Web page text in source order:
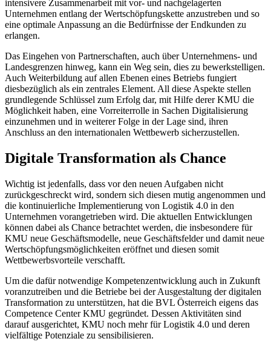
intensivere Zusammenarbeit mit vor- und nachgelagerten
Unternehmen entlang der Wertschöpfungskette anzustreben und so
eine optimale Anpassung an die Bedürfnisse der Endkunden zu
erlangen.
Das Eingehen von Partnerschaften, auch über Unternehmens- und
Landesgrenzen hinweg, kann ein Weg sein, dies zu bewerkstelligen.
Auch Weiterbildung auf allen Ebenen eines Betriebs fungiert
diesbezüglich als ein zentrales Element. All diese Aspekte stellen
grundlegende Schlüssel zum Erfolg dar, mit Hilfe derer KMU die
Möglichkeit haben, eine Vorreiterrolle in Sachen Digitalisierung
einzunehmen und in weiterer Folge in der Lage sind, ihren
Anschluss an den internationalen Wettbewerb sicherzustellen.
Digitale Transformation als Chance
Wichtig ist jedenfalls, dass vor den neuen Aufgaben nicht
zurückgeschreckt wird, sondern sich diesen mutig angenommen und
die kontinuierliche Implementierung von Logistik 4.0 in den
Unternehmen vorangetrieben wird. Die aktuellen Entwicklungen
können dabei als Chance betrachtet werden, die insbesondere für
KMU neue Geschäftsmodelle, neue Geschäftsfelder und damit neue
Wertschöpfungsmöglichkeiten eröffnet und diesen somit
Wettbewerbsvorteile verschafft.
Um die dafür notwendige Kompetenzentwicklung auch in Zukunft
voranzutreiben und die Betriebe bei der Ausgestaltung der digitalen
Transformation zu unterstützen, hat die BVL Österreich eigens das
Competence Center KMU gegründet. Dessen Aktivitäten sind
darauf ausgerichtet, KMU noch mehr für Logistik 4.0 und deren
vielfältige Potenziale zu sensibilisieren.